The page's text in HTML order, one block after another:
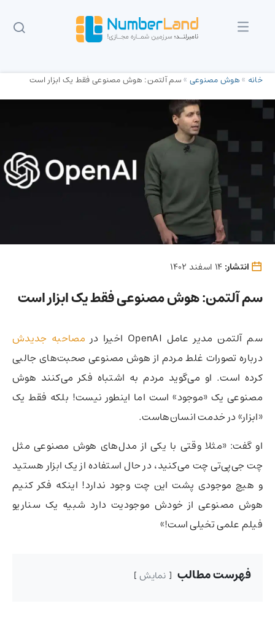
خانه »هوش مصنوعی »سم آلتمن:‌ هوش مصنوعی فقط یک ابزار است
انتشار:
سم آلتمن:‌ هوش مصنوعی فقط یک ابزار است
سم آلتمن مدیر عامل OpenAI اخیرا در
مصاحبه جدیدش
درباره تصورات غلط مردم از هوش مصنوعی صحبت‌های جالبی
کرده است. او می‌گوید مردم به اشتباه فکر می‌کنند هوش
مصنوعی یک «موجود»‌ است اما اینطور نیست! بلکه فقط یک
«ابزار» در خدمت انسان‌هاست.
او گفت: «مثلا وقتی با یکی از مدل‌های هوش مصنوعی مثل
چت جی‌پی‌تی چت می‌کنید،‌ در حال استفاده از یک ابزار هستید
و هیچ موجودی پشت این چت وجود ندارد! اینکه فکر کنیم
هوش مصنوعی از خودش موجودیت دارد شبیه یک سناریو
فیلم علمی تخیلی است!»
فهرست مطالب نمایش